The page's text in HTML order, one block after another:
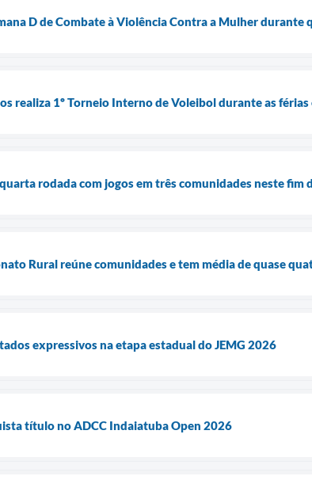
D de Combate à Violência Contra a Mulher durante
realiza 1º Torneio Interno de Voleibol durante as férias
rodada com jogos em três comunidades neste fim
Rural reúne comunidades e tem média de quase
expressivos na etapa estadual do JEMG 2026
título no ADCC Indaiatuba Open 2026